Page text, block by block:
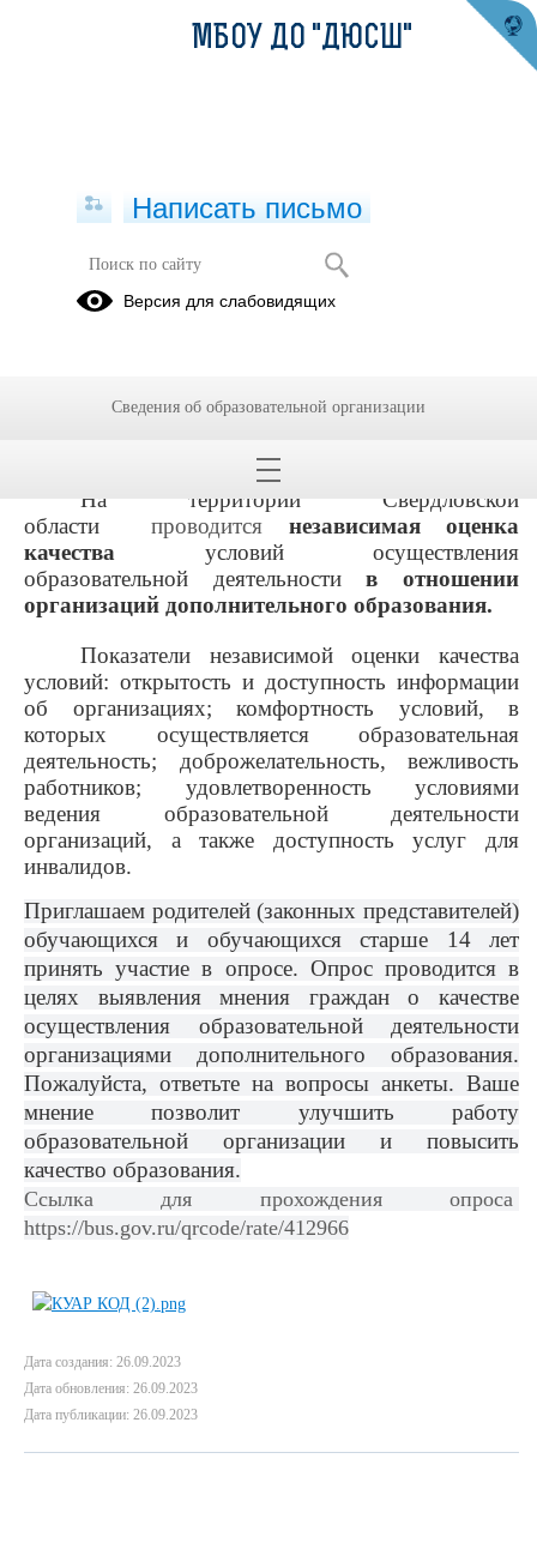
Независимая оценка качества
условий осуществления
образования
На территории Свердловской
области
проводится
независимая оценка
качества условий осуществления
образовательной деятельностив отношении
организаций дополнительного образования.
Показатели независимой оценки качества
условий: открытость и доступность информации
об организациях; комфортность условий, в
которых осуществляется образовательная
деятельность; доброжелательность, вежливость
работников; удовлетворенность условиями
ведения образовательной деятельности
организаций, а также доступность услуг для
инвалидов.
Приглашаем родителей (законных представителей)
обучающихся и обучающихся старше 14 лет
принять участие в опросе. Опрос проводится в
целях выявления мнения граждан о качестве
осуществления образовательной деятельности
организациями дополнительного образования.
Пожалуйста, ответьте на вопросы анкеты. Ваше
мнение позволит улучшить работу
образовательной организации и повысить
качество образования.
Ссылка для прохождения опроса
https://bus.gov.ru/qrcode/rate/412966
Дата создания: 26.09.2023
Дата обновления: 26.09.2023
Дата публикации: 26.09.2023
МБОУ ДО "ДЮСШ"
Написать письмо
Версия для слабовидящих
Сведения об образовательной организации